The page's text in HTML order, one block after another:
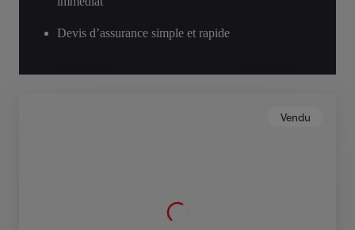
Devis d’assurance simple et rapide
Vendu